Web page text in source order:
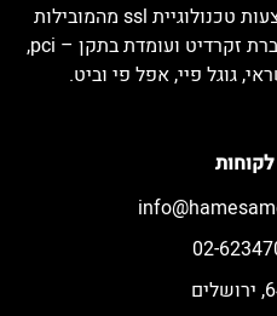
אתרינו מאובטח לרכישה באמצעות טכנולוגיית ssl מהמובילות
בעולם. הסליקה מתבצעת עם חברת זקרדיט ועומדת בתקן – pci,
גוגל פיי, אפל פי וביט.